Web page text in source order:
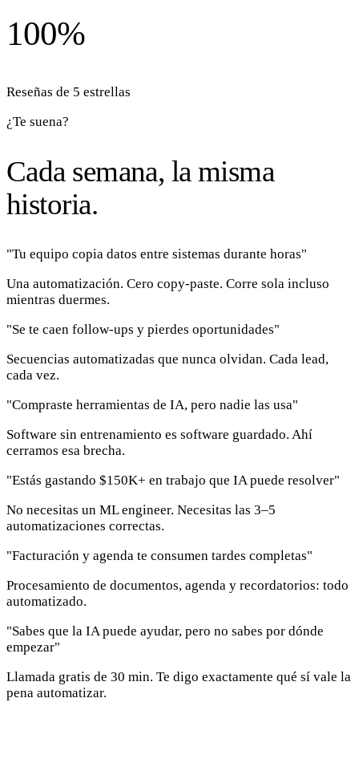
100%
Reseñas de 5 estrellas
¿Te suena?
Cada semana, la misma
historia.
"Tu equipo copia datos entre sistemas durante horas"
Una automatización. Cero copy-paste. Corre sola incluso
mientras duermes.
"Se te caen follow-ups y pierdes oportunidades"
Secuencias automatizadas que nunca olvidan. Cada lead,
cada vez.
"Compraste herramientas de IA, pero nadie las usa"
Software sin entrenamiento es software guardado. Ahí
cerramos esa brecha.
"Estás gastando $150K+ en trabajo que IA puede resolver"
No necesitas un ML engineer. Necesitas las 3–5
automatizaciones correctas.
"Facturación y agenda te consumen tardes completas"
Procesamiento de documentos, agenda y recordatorios: todo
automatizado.
"Sabes que la IA puede ayudar, pero no sabes por dónde
empezar"
Llamada gratis de 30 min. Te digo exactamente qué sí vale la
pena automatizar.